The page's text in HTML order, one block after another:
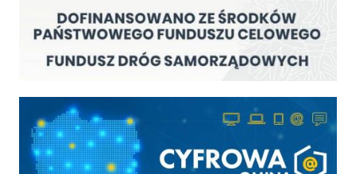
Cyfrowa gmina